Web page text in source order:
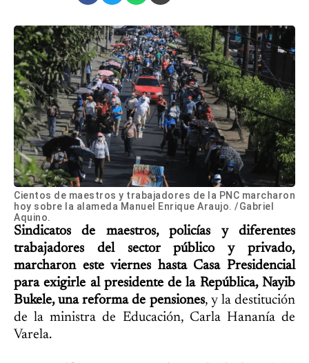
Cientos de maestros y trabajadores de la PNC marcharon
hoy sobre la alameda Manuel Enrique Araujo. /Gabriel
Aquino.
Sindicatos de maestros, policías y diferentes
trabajadores del sector público y privado,
marcharon este viernes hasta Casa Presidencial
para exigirle al presidente de la República, Nayib
Bukele, una reforma de pensiones, y la destitución
de la ministra de Educación, Carla Hananía de
Varela.